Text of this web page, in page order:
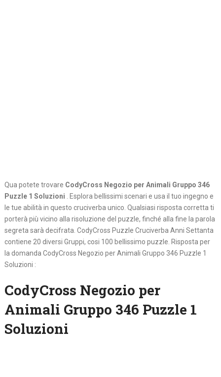
Qua potete trovare CodyCross Negozio per Animali Gruppo 346
Puzzle 1 Soluzioni . Esplora bellissimi scenari e usa il tuo ingegno e
le tue abilità in questo cruciverba unico. Qualsiasi risposta corretta ti
porterà più vicino alla risoluzione del puzzle, finché alla fine la parola
segreta sarà decifrata. CodyCross Puzzle Cruciverba Anni Settanta
contiene 20 diversi Gruppi, cosi 100 bellissimo puzzle. Risposta per
la domanda CodyCross Negozio per Animali Gruppo 346 Puzzle 1
Soluzioni :
CodyCross Negozio per
Animali Gruppo 346 Puzzle 1
Soluzioni